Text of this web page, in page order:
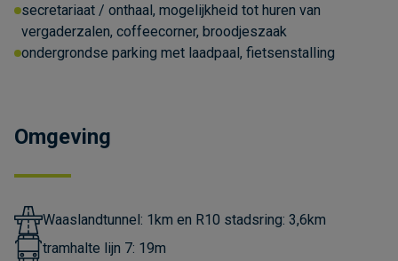
secretariaat / onthaal, mogelijkheid tot huren van
vergaderzalen, coffeecorner, broodjeszaak
ondergrondse parking met laadpaal, fietsenstalling
Omgeving
Waaslandtunnel: 1km en R10 stadsring: 3,6km
tramhalte lijn 7: 19m